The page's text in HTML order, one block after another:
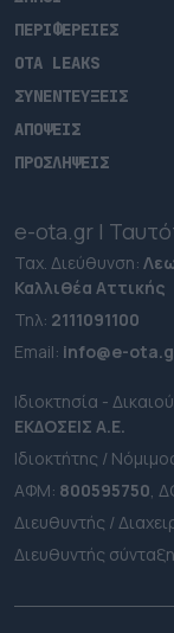
ΠΕΡΙΦΕΡΕΙΕΣ
OTA LEAKS
ΣΥΝΕΝΤΕΥΞΕΙΣ
ΑΠΟΨΕΙΣ
ΠΡΟΣΛΗΨΕΙΣ
e-ota.gr |
Ταχ. Διεύθυνση:
Καλλιθέα Αττικής
Τηλ: 2111091100
Εmail: info@e-
Ιδιοκτησία -
ΕΚΔΟΣΕΙΣ A.E.
Ιδιοκτήτης /
ΑΦΜ: 800595750,
Διευθυντής /
Διευθυντής